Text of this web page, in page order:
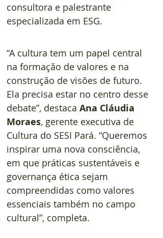
consultora e palestrante
especializada em ESG.
“A cultura tem um papel central
na formação de valores e na
construção de visões de futuro.
Ela precisa estar no centro desse
debate”, destaca Ana Cláudia
Moraes, gerente executiva de
Cultura do SESI Pará. “Queremos
inspirar uma nova consciência,
em que práticas sustentáveis e
governança ética sejam
compreendidas como valores
essenciais também no campo
cultural”, completa.